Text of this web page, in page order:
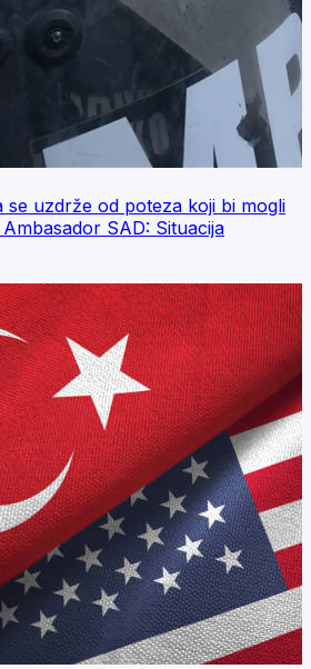
se uzdrže od poteza koji bi mogli
SAD: Situacija